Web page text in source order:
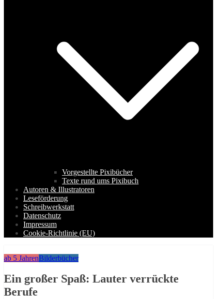
Vorgestellte Pixibücher
Texte rund ums Pixibuch
Autoren & Illustratoren
Leseförderung
Schreibwerkstatt
Datenschutz
Impressum
Cookie-Richtlinie (EU)
ab 5 JahrenBilderbücher
Ein großer Spaß: Lauter verrückte
Berufe